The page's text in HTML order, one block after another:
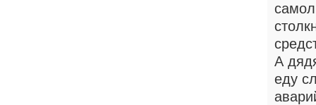
А
еду